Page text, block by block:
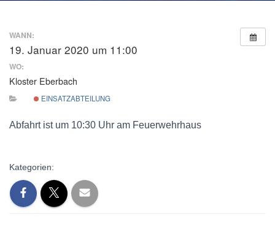
WANN:
19. Januar 2020 um 11:00
WO:
Kloster Eberbach
EINSATZABTEILUNG
Abfahrt ist um 10:30 Uhr am Feuerwehrhaus
Kategorien: